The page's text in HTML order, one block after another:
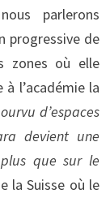
parlerons
progressive de
zones où elle
l’académie la
d’espaces
devient une
que sur le
la Suisse où le